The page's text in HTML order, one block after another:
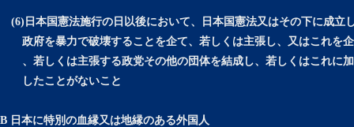
(6)日本国憲法施行の日以後において、日本国憲法又はその下に成立
政府を暴力で破壊することを企て、若しくは主張し、又はこれを
、若しくは主張する政党その他の団体を結成し、若しくはこれに
したことがないこと
B 日本に特別の血縁又は地縁のある外国人